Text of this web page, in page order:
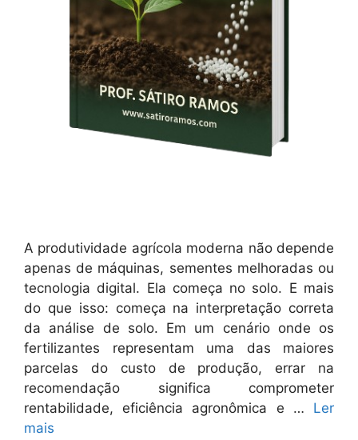
A produtividade agrícola moderna não depende
apenas de máquinas, sementes melhoradas ou
tecnologia digital. Ela começa no solo. E mais
do que isso: começa na interpretação correta
da análise de solo. Em um cenário onde os
fertilizantes representam uma das maiores
parcelas do custo de produção, errar na
recomendação significa comprometer
rentabilidade, eficiência agronômica e … Ler
mais